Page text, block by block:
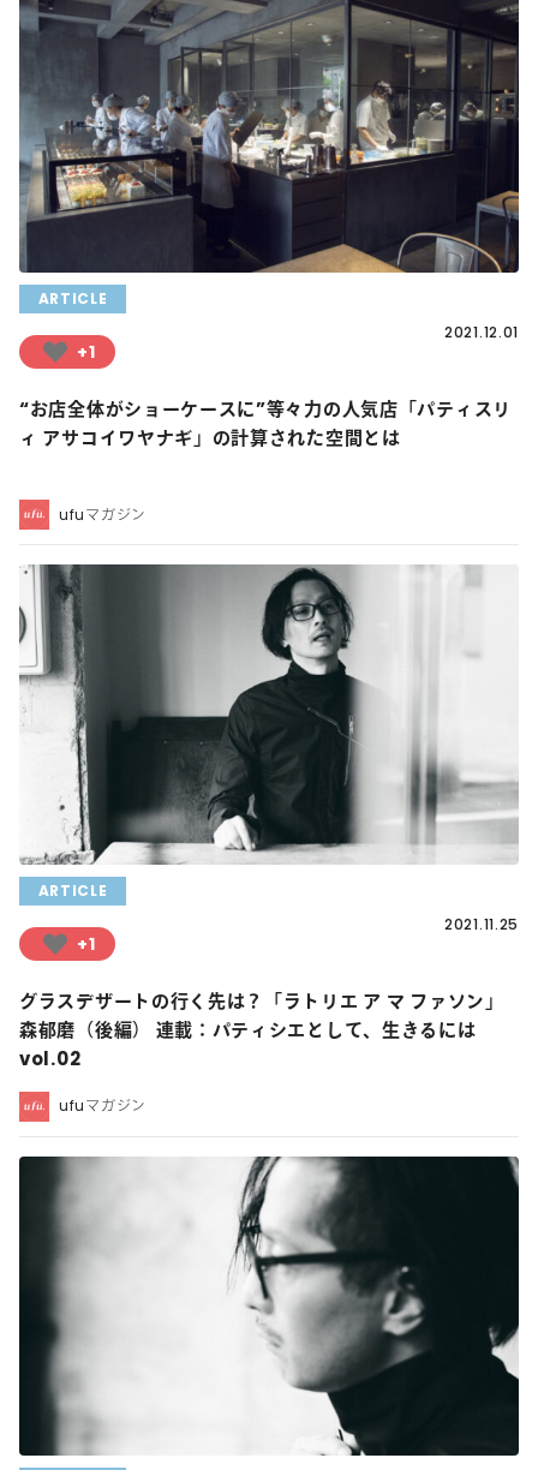
ARTICLE
+1
2021.12.01
“お店全体がショーケースに”等々力の人気店「パティスリ
ィ アサコイワヤナギ」の計算された空間とは
ufuマガジン
ARTICLE
+1
2021.11.25
グラスデザートの行く先は？「ラトリエ ア マ ファソン」
森郁磨（後編） 連載：パティシエとして、生きるには
vol.02
ufuマガジン